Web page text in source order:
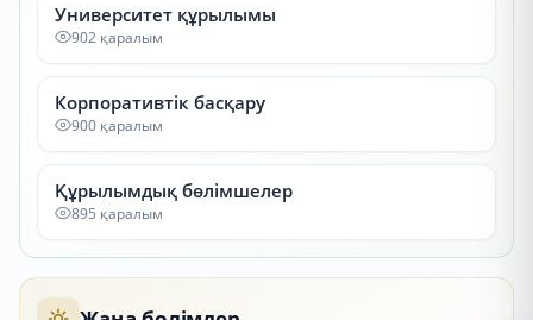
Университет құрылымы
902 қаралым
Корпоративтік басқару
900 қаралым
Құрылымдық бөлімшелер
895 қаралым